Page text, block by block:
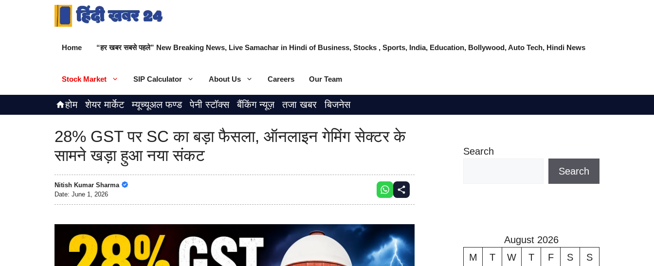
Home “हर खबर सबसे पहले” New Breaking News, Live Samachar in Hindi of Business, Stocks , Sports, India, Education, Bollywood, Auto Tech, Hindi News
Stock Market SIP Calculator About Us Careers Our Team
होम शेयर मार्केट म्यूच्यूअल फण्ड पेनी स्टॉक्स बैंकिंग न्यूज़ तजा खबर बिजनेस
28% GST पर SC का बड़ा फैसला, ऑनलाइन गेमिंग सेक्टर के
सामने खड़ा हुआ नया संकट
Nitish Kumar Sharma
Date: June 1, 2026
Search
Search
August 2026
M
T W T F S
S